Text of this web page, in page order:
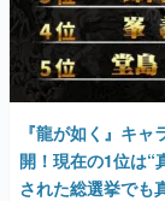
『龍が如く』キ
開！現在の1位は“
された総選挙でも